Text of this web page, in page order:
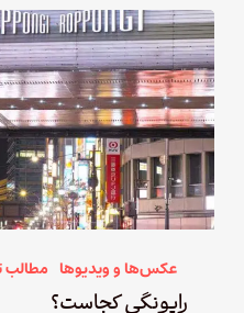
عکس‌ها و ویدیوها مطالب
راپونگی کجاست؟